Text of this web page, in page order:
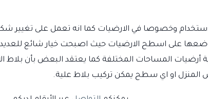
وخصوصا في الارضيات كما انه تعمل على
على اسطح الارضيات حيث اصبحت خيار شائع
المساحات المختلفة كما يعتقد البعض بأن بلاط
او اي سطح يمكن تركيب بلاط علية.